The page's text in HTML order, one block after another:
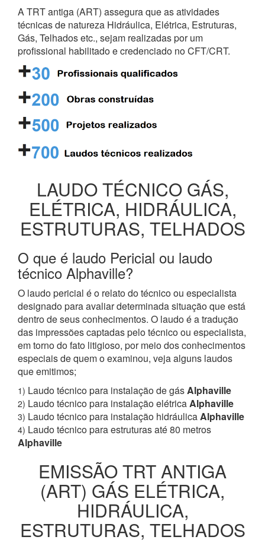
A TRT antiga (ART) assegura que as atividades
técnicas de natureza Hidráulica, Elétrica, Estruturas,
Gás, Telhados etc., sejam realizadas por um
profissional habilitado e credenciado no CFT/CRT.
LAUDO TÉCNICO GÁS,
ELÉTRICA, HIDRÁULICA,
ESTRUTURAS, TELHADOS
O que é laudo Pericial ou laudo
técnico Alphaville?
O laudo pericial é o relato do técnico ou especialista
designado para avaliar determinada situação que está
dentro de seus conhecimentos. O laudo é a tradução
das impressões captadas pelo técnico ou especialista,
em torno do fato litigioso, por meio dos conhecimentos
especiais de quem o examinou, veja alguns laudos
que emitimos;
1) Laudo técnico para instalação de gásAlphaville
2) Laudo técnico para instalação elétricaAlphaville
3) Laudo técnico para instalação hidráulicaAlphaville
4) Laudo técnico para estruturas até 80 metros
Alphaville
EMISSÃO TRT ANTIGA
(ART) GÁS ELÉTRICA,
HIDRÁULICA,
ESTRUTURAS, TELHADOS